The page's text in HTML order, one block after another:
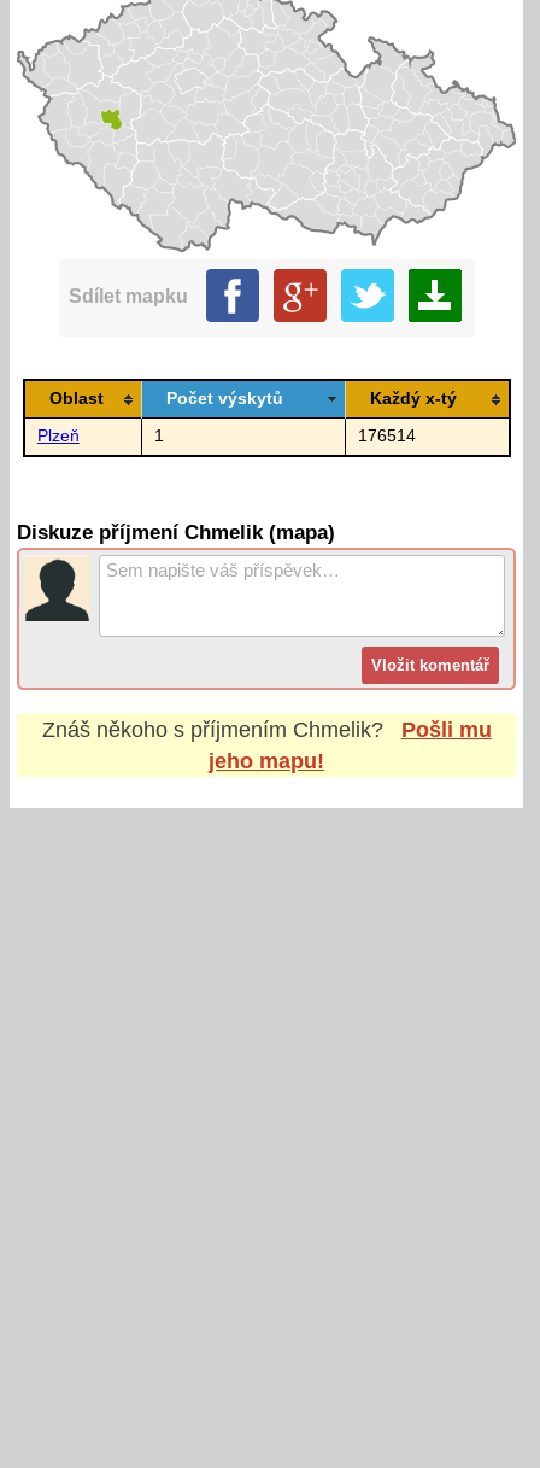
Sdílet mapku
Oblast Počet výskytů Každý x-tý
Plzeň 1 176514
Diskuze příjmení Chmelik (mapa)
Znáš někoho s příjmením Chmelik?
Pošli mu
jeho mapu!